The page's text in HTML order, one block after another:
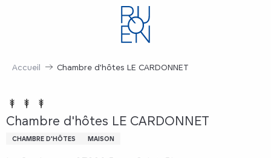
Accueil Chambre d'hôtes LE CARDONNET
Chambre d'hôtes LE CARDONNET
CHAMBRE D'HÔTES MAISON